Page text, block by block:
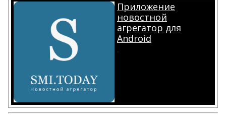
Приложение
новостной
агрегатор для
Android
.